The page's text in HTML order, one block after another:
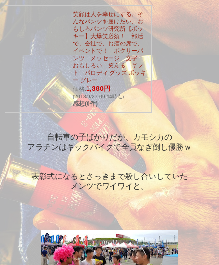
笑顔は人を幸せにする。そ
んなパンツを届けたい、お
もしろパンツ研究所【ボッ
キー】大爆笑必須！ 部活
で、会社で、お酒の席で、
イベントで！ ボクサーパ
ンツ メッセージ 文字
おもしろい 笑える ギフ
ト パロディ グッズ ボッキ
ー グレー
価格:1,380円
(2018/9/27 09:14時点)
感想(0件)
自転車の子ばかりだが、カモシカの
アラチンはキックバイクで全員なぎ倒し優勝ｗ
表彰式になるとさっきまで殺し合いしていた
メンツでワイワイと。